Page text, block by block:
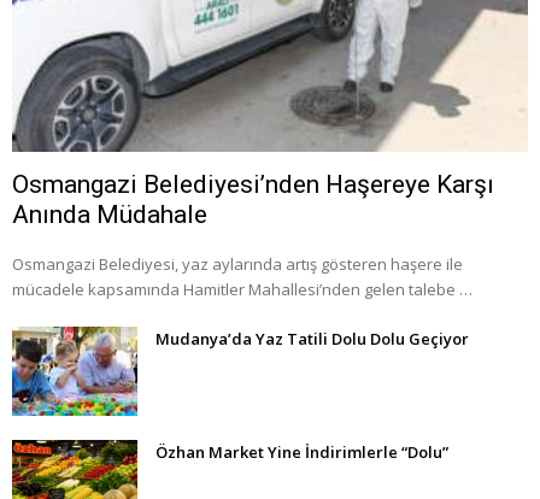
Osmangazi Belediyesi’nden Haşereye Karşı
Anında Müdahale
Osmangazi Belediyesi, yaz aylarında artış gösteren haşere ile
mücadele kapsamında Hamitler Mahallesi’nden gelen talebe …
Mudanya’da Yaz Tatili Dolu Dolu Geçiyor
Özhan Market Yine İndirimlerle “Dolu”